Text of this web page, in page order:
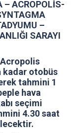
ACROPOLİS-
–
SARAYI
kadar otobüs
tahmini 1
hava
seçimi
4.30 saat